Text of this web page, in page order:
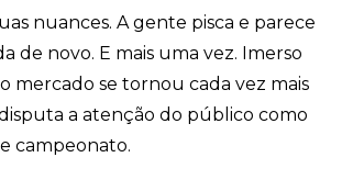
nuances. A gente pisca e parece
de novo. E mais uma vez. Imerso
mercado se tornou cada vez mais
a atenção do público como
campeonato.